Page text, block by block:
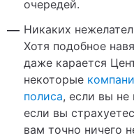
очередей.
Никаких
Хотя подобное
даже карается
некоторые
полиса, если вы не
если вы
вам точно ничего